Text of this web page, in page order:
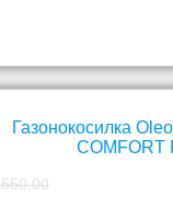
Газонокосилка
COMFORT